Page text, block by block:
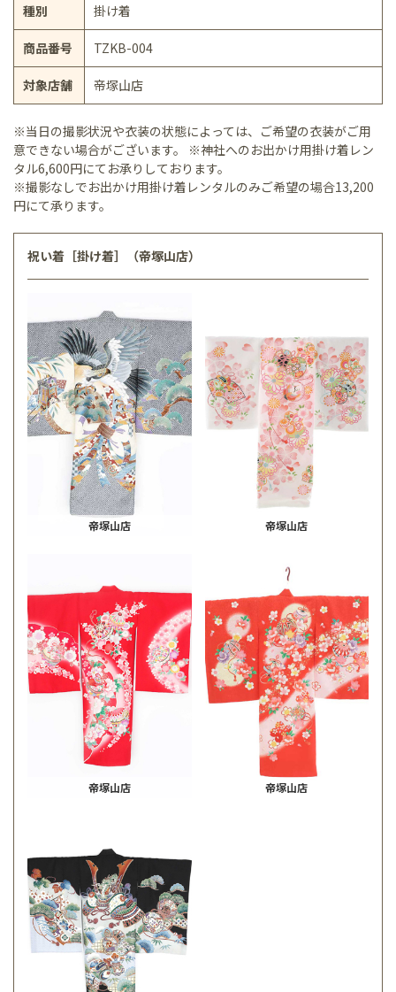
種別 掛け着
商品番号 TZKB-004
対象店舗 帝塚山店
※当日の撮影状況や衣装の状態によっては、ご希望の衣装がご用
意できない場合がございます。 ※神社へのお出かけ用掛け着レン
タル6,600円にてお承りしております。
※撮影なしでお出かけ用掛け着レンタルのみご希望の場合13,200
円にて承ります。
祝い着［掛け着］（帝塚山店）
帝塚山店 帝塚山店
帝塚山店 帝塚山店